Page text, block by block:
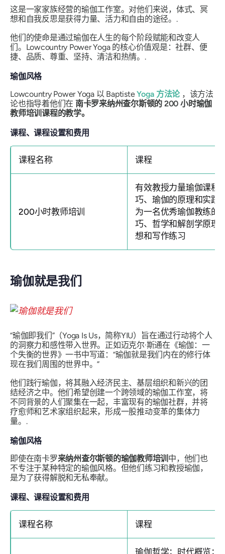
这是一家家族经营的瑜伽工作室。对他们来说，体式、冥
想和自我反思是获得力量、活力和自由的途径。.
他们的使命是通过瑜伽在人生的每个阶段赋能和改变人
们。Lowcountry Power Yoga 的核心价值观是：社群、便
捷、品质、尊重、坚持、清洁和热情。.
瑜伽风格
Lowcountry Power Yoga 以 BaptisteYoga 方法论，该方法
论也指导着他们在 南卡罗来纳州查尔斯顿的 200 小时瑜伽
教师培训课程的教学。
课程、课程设置和费用
课程名称 课程
200小时教师培训
有效教授力量瑜伽课程
巧、瑜伽的原理和实践
为一名优秀瑜伽教练的
巧、哲学和解剖学原理
想和写作练习
瑜伽就是我们
“瑜伽即我们”（Yoga Is Us，简称YIU）旨在通过行动将个人
的洞察力和感性带入世界。正如迈克尔·斯通在《瑜伽：一
个失衡的世界》一书中写道：“瑜伽就是我们内在的修行体
现在我们周围的世界中。”
他们践行瑜伽，将其融入经济民主、基层组织和新兴的团
结经济之中。他们希望创建一个跨领域的瑜伽工作室，将
不同背景的人们聚集在一起，丰富现有的瑜伽社群，并将
疗愈师和艺术家组织起来，形成一股推动变革的集体力
量。.
瑜伽风格
即使在南卡罗来纳州查尔斯顿的瑜伽教师培训 中，他们也
不专注于某种特定的瑜伽风格。但他们练习和教授瑜伽，
是为了获得解脱和无私奉献。
课程、课程设置和费用
课程名称 课程
瑜伽哲学；时代概览；